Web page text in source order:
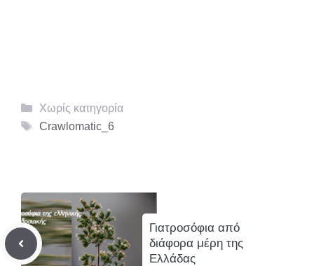
Κατηγορίες
Χωρίς κατηγορία
Ετικέτες
Crawlomatic_6
Γιατροσόφια από
διάφορα μέρη της
Ελλάδας